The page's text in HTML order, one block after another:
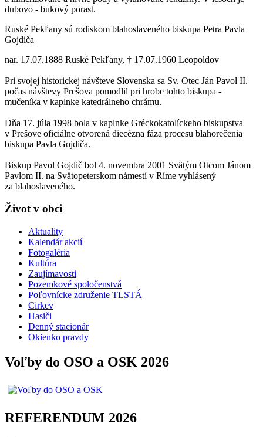
dubovo - bukový porast.
Ruské Pekľany sú rodiskom blahoslaveného biskupa Petra Pavla
Gojdiča
nar. 17.07.1888 Ruské Pekľany, † 17.07.1960 Leopoldov
Pri svojej historickej návšteve Slovenska sa Sv. Otec Ján Pavol II.
počas návštevy Prešova pomodlil pri hrobe tohto biskupa -
mučeníka v kaplnke katedrálneho chrámu.
Dňa 17. júla 1998 bola v kaplnke Gréckokatolíckeho biskupstva
v Prešove oficiálne otvorená diecézna fáza procesu blahorečenia
biskupa Pavla Gojdiča.
Biskup Pavol Gojdič bol 4. novembra 2001 Svätým Otcom Jánom
Pavlom II. na Svätopeterskom námestí v Ríme vyhlásený
za blahoslaveného.
Život v obci
Aktuality
Kalendár akcií
Fotogaléria
Kultúra
Zaujímavosti
Pozemkové spoločenstvá
Poľovnícke združenie TLSTÁ
Cirkev
Hasiči
Denný stacionár
Okienko pravdy
Voľby do OSO a OSK 2026
REFERENDUM 2026